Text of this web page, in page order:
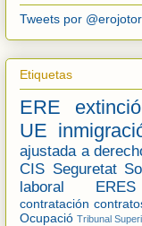
Tweets por
Etiquetas
ERE
UE
ajustada a
CIS Seguretat
laboral
ERES
contratación
Ocupació Tribunal